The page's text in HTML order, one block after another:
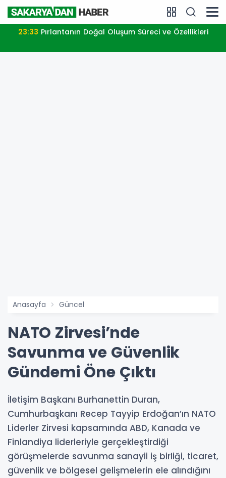
23:33 Pırlantanın Doğal Oluşum Süreci ve Özellikleri
Anasayfa Güncel
NATO Zirvesi’nde
Savunma ve Güvenlik
Gündemi Öne Çıktı
İletişim Başkanı Burhanettin Duran,
Cumhurbaşkanı Recep Tayyip Erdoğan’ın NATO
Liderler Zirvesi kapsamında ABD, Kanada ve
Finlandiya liderleriyle gerçekleştirdiği
görüşmelerde savunma sanayii iş birliği, ticaret,
güvenlik ve bölgesel gelişmelerin ele alındığını